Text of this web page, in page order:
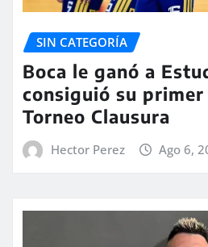
SIN CATEGORÍA
Boca le ganó a
consiguió su
Torneo Clausura
Hector Perez Ago 6,